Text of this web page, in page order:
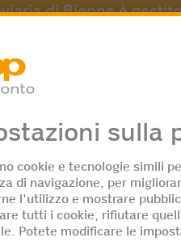
di Bienne è
I clienti
consente di
flessibile.